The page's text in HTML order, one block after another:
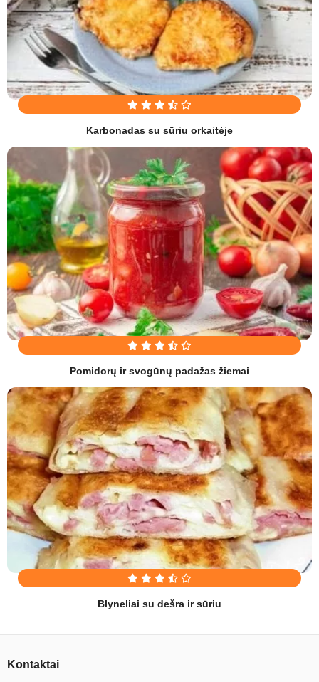
Karbonadas su sūriu orkaitėje
Pomidorų ir svogūnų padažas žiemai
Blyneliai su dešra ir sūriu
Kontaktai